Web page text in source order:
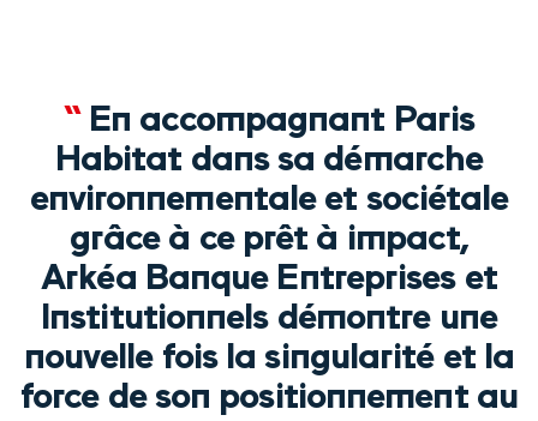
“En accompagnant Paris
Habitat dans sa démarche
environnementale et sociétale
grâce à ce prêt à impact,
Arkéa Banque Entreprises et
Institutionnels démontre une
nouvelle fois la singularité et la
force de son positionnement au